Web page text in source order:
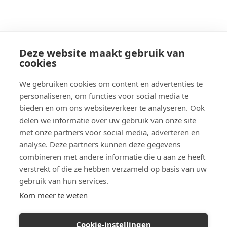
Deze website maakt gebruik van
cookies
We gebruiken cookies om content en advertenties te
personaliseren, om functies voor social media te
bieden en om ons websiteverkeer te analyseren. Ook
delen we informatie over uw gebruik van onze site
met onze partners voor social media, adverteren en
analyse. Deze partners kunnen deze gegevens
combineren met andere informatie die u aan ze heeft
verstrekt of die ze hebben verzameld op basis van uw
gebruik van hun services.
Kom meer te weten
Cookie-instellingen